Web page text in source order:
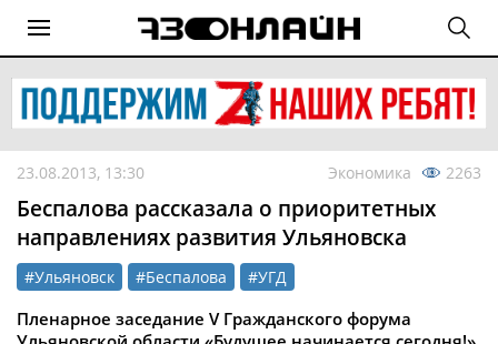
23.08.2013, 13:30 Экономика 2263
Беспалова рассказала о приоритетных
направлениях развития Ульяновска
#Ульяновск #Беспалова #УГД
Пленарное заседание V Гражданского форума